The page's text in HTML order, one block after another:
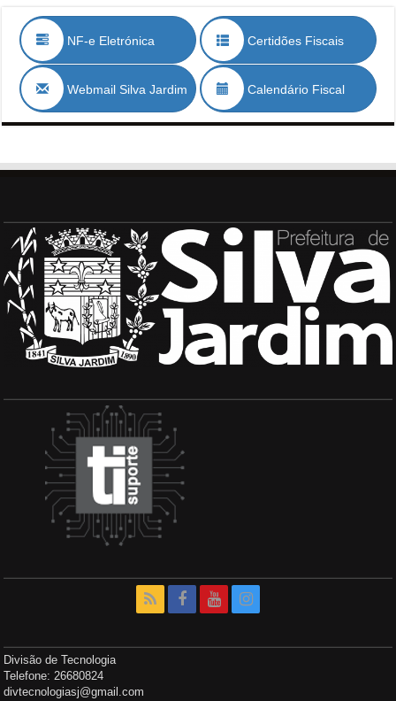
NF-e Eletrónica Certidões Fiscais
Webmail Silva Jardim Calendário Fiscal
Divisão de Tecnologia
Telefone: 26680824
divtecnologiasj@gmail.com